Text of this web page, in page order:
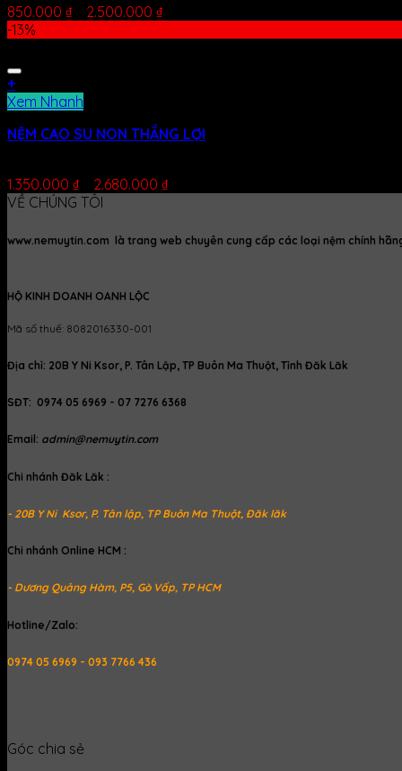
850.000 ₫ 2.500.000 ₫
-13%
+
Xem Nhanh
NỆM CAO SU NON THẮNG LỢI
1.350.000 ₫ 2.680.000 ₫
VỀ CHÚNG TÔI
www.nemuytin.com là trang web chuyên cung cấp các loại nệm chính
HỘ KINH DOANH OANH LỘC
Mã số thuế: 8082016330-001
Địa chỉ: 20B Y Ni Ksor, P. Tân Lập, TP Buôn Ma Thuột, Tỉnh Đăk Lăk
SĐT: 0974 05 6969 - 07 7276 6368
Email: admin@nemuytin.com
Chi nhánh Đăk Lăk :
- 20B Y Ni Ksor, P. Tân lập, TP Buôn Ma Thuột, Đăk lăk
Chi nhánh Online HCM :
- Dương Quảng Hàm, P5, Gò Vấp, TP HCM
Hotline/Zalo:
0974 05 6969 - 093 7766 436
Góc chia sẻ